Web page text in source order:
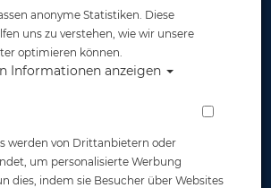
anonyme Statistiken. Diese
uns zu verstehen, wie wir unsere
optimieren können.
Informationen anzeigen
werden von Drittanbietern oder
um personalisierte Werbung
dies, indem sie Besucher über Websites